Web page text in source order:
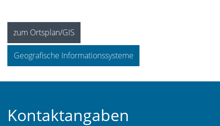
Geografische Informationssysteme
zum Ortsplan/GIS
Fusszeile
Kontaktangaben